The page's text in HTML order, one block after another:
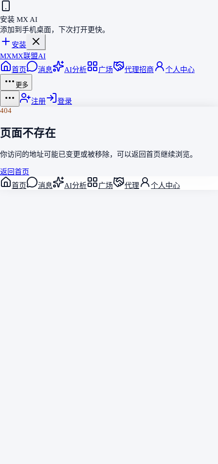
安装 MX AI
添加到手机桌面，下次打开更快。
安装
MXMX联盟AI
首页
消息 AI分析 广场 代理招商 个人中心
更多
注册
登录
404
页面不存在
你访问的地址可能已变更或被移除，可以返回 首页继续浏览。
返回首页
首页
消息 AI分析 广场 代理 个人中心